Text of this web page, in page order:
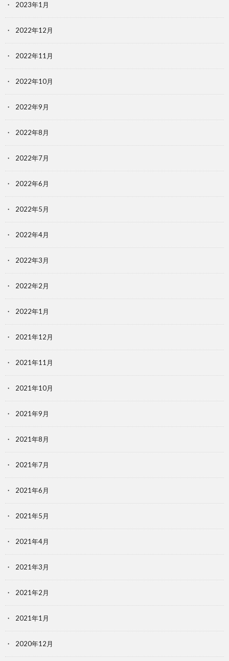
2023年1月
2022年12月
2022年11月
2022年10月
2022年9月
2022年8月
2022年7月
2022年6月
2022年5月
2022年4月
2022年3月
2022年2月
2022年1月
2021年12月
2021年11月
2021年10月
2021年9月
2021年8月
2021年7月
2021年6月
2021年5月
2021年4月
2021年3月
2021年2月
2021年1月
2020年12月